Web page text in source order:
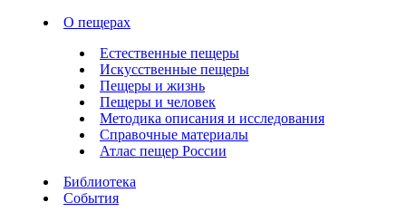
О пещерах
Естественные пещеры
Искусственные пещеры
Пещеры и жизнь
Пещеры и человек
Методика описания и исследования
Справочные материалы
Атлас пещер России
Библиотека
События